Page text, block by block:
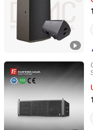
Shandong, China
Guangzhou Ruifeng
Guangdong, China